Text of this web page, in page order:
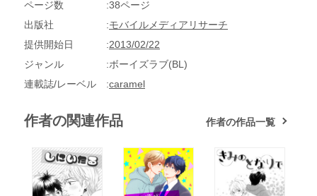
子が織りなす恋は２倍…切ない。
ページ数
38ページ
出版社
モバイルメディアリサーチ
提供開始日
2013/02/22
ジャンル
ボーイズラブ(BL)
連載誌/レーベル
caramel
作者の関連作品 作者の作品一覧